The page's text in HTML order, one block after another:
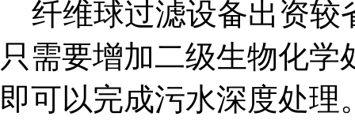
纤维球过滤设备出资较
只需要增加二级生物化学
即可以完成污水深度处